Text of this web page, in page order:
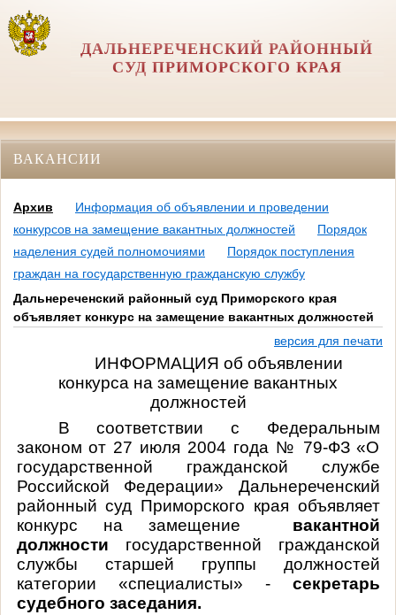
ДАЛЬНЕРЕЧЕНСКИЙ РАЙОННЫЙ
СУД ПРИМОРСКОГО КРАЯ
ВАКАНСИИ
Архив
Информация об объявлении и проведении
конкурсов на замещение вакантных должностей
Порядок
наделения судей полномочиями
Порядок поступления
граждан на государственную гражданскую службу
Дальнереченский районный суд Приморского края
объявляет конкурс на замещение вакантных должностей
версия для печати
ИНФОРМАЦИЯ об объявлении
конкурса на замещение вакантных
должностей
В соответствии с Федеральным
законом от 27 июля 2004 года № 79-ФЗ «О
государственной гражданской службе
Российской Федерации» Дальнереченский
районный суд Приморского края объявляет
конкурс на замещение
вакантной
должности государственной гражданской
службы старшей группы должностей
категории «специалисты» - секретарь
судебного заседания.